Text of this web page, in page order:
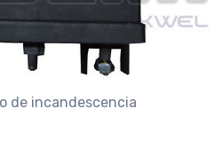
de incandescencia